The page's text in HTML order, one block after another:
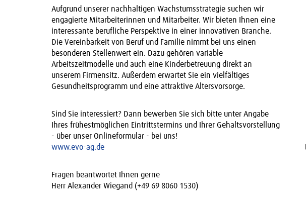
Aufgrund unserer nachhaltigen Wachstumsstrategie suchen wir
engagierte Mitarbeiterinnen und Mitarbeiter. Wir bieten Ihnen eine
interessante berufliche Perspektive in einer innovativen Branche.
Die Vereinbarkeit von Beruf und Familie nimmt bei uns einen
besonderen Stellenwert ein. Dazu gehören variable
Arbeitszeitmodelle und auch eine Kinderbetreuung direkt an
unserem Firmensitz. Außerdem erwartet Sie ein vielfältiges
Gesundheitsprogramm und eine attraktive Altersvorsorge.
Sind Sie interessiert? Dann bewerben Sie sich bitte unter Angabe
Ihres frühestmöglichen Eintrittstermins und Ihrer Gehaltsvorstellung
- über unser Onlineformular - bei uns!
www.evo-ag.de
Fragen beantwortet Ihnen gerne
Herr Alexander Wiegand (+49 69 8060 1530)